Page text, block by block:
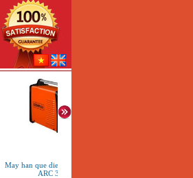
May han que dien tu KenMax
ARC 315